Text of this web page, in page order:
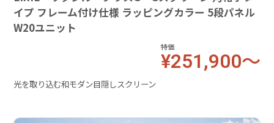
イプ フレーム付け仕様 ラッピングカラー 5段パネル
W20ユニット
特価
¥251,900～
光を取り込む和モダン目隠しスクリーン